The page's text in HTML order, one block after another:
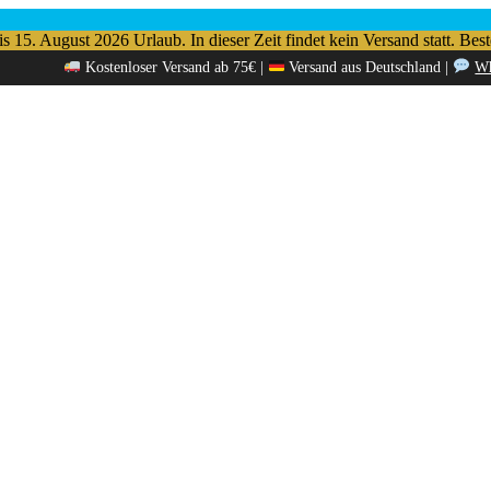
August 2026 Urlaub. In dieser Zeit findet kein Versand statt.
Kostenloser Versand ab 75€ | Versand aus Deutschland |